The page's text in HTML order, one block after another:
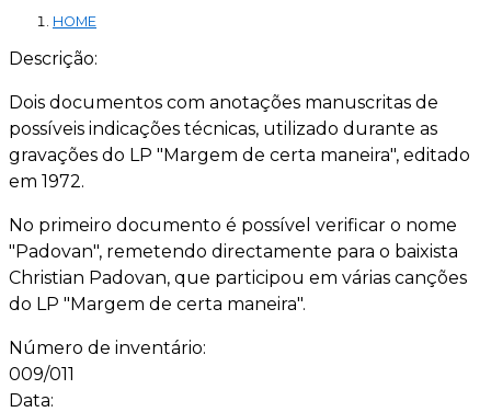
HOME
Descrição:
Dois documentos com anotações manuscritas de
possíveis indicações técnicas, utilizado durante as
gravações do LP "Margem de certa maneira", editado
em 1972.
No primeiro documento é possível verificar o nome
"Padovan", remetendo directamente para o baixista
Christian Padovan, que participou em várias canções
do LP "Margem de certa maneira".
Número de inventário:
009/011
Data: